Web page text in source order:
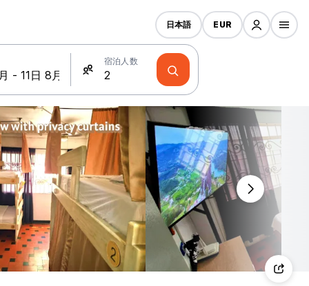
宿泊人数
日本語 EUR